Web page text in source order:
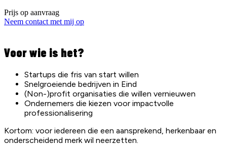
Prijs op aanvraag
Neem contact met mij op
Voor wie is het?
Startups die fris van start willen
Snelgroeiende bedrijven in Eind
(Non-)profit organisaties die willen vernieuwen
Ondernemers die kiezen voor impactvolle
professionalisering
Kortom: voor iedereen die een aansprekend, herkenbaar en
onderscheidend merk wil neerzetten.